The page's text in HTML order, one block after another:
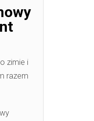
zimie i
razem